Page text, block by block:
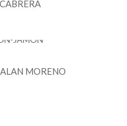
MORENO